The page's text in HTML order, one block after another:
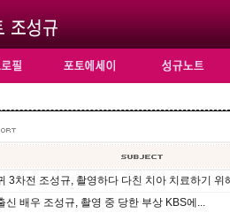
3차전 조성규, 촬영하다 다친 치아 치료하기 위
신 배우 조성규, 촬영 중 당한 부상 KBS에...